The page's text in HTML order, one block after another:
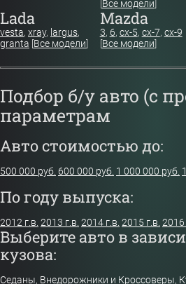
[Все модели]
Lada
vesta, xray, largus,
granta [Все модели]
Mazda
3, 6, cx-5, cx-7, cx-9
[Все модели]
Подбор б/у авто (с
параметрам
Авто стоимостью до:
500 000 руб. 600 000 руб. 1 000 000 руб.
По году выпуска:
2012 г.в. 2013 г.в. 2014 г.в. 2015 г.в. 2016
Выберите авто в
кузова:
Седаны, Внедорожники и Кроссоверы,